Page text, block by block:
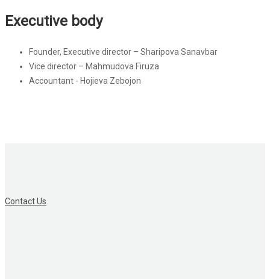
Executive body
Founder, Executive director – Sharipova Sanavbar
Vice director – Mahmudova Firuza
Accountant - Hojieva Zebojon
Contact Us